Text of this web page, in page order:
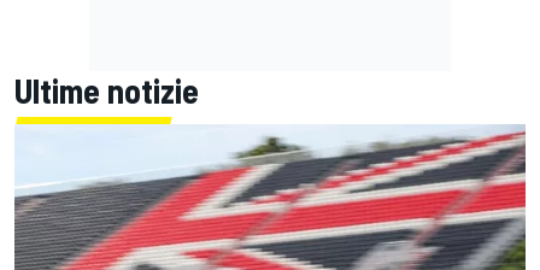
Ultime notizie